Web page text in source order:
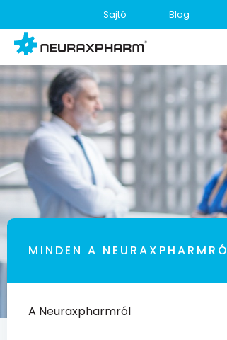
Sajtó Blog
MINDEN A
A Neuraxpharmról